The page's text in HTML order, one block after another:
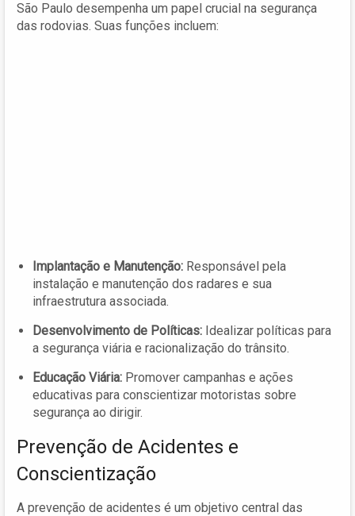
São Paulo desempenha um papel crucial na segurança
das rodovias. Suas funções incluem:
Implantação e Manutenção: Responsável pela
instalação e manutenção dos radares e sua
infraestrutura associada.
Desenvolvimento de Políticas: Idealizar políticas para
a segurança viária e racionalização do trânsito.
Educação Viária: Promover campanhas e ações
educativas para conscientizar motoristas sobre
segurança ao dirigir.
Prevenção de Acidentes e
Conscientização
A prevenção de acidentes é um objetivo central das